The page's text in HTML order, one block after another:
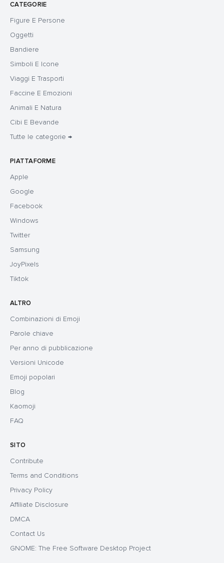
CATEGORIE
Figure E Persone
Oggetti
Bandiere
Simboli E Icone
Viaggi E Trasporti
Faccine E Emozioni
Animali E Natura
Cibi E Bevande
Tutte le categorie →
PIATTAFORME
Apple
Google
Facebook
Windows
Twitter
Samsung
JoyPixels
Tiktok
ALTRO
Combinazioni di Emoji
Parole chiave
Per anno di pubblicazione
Versioni Unicode
Emoji popolari
Blog
Kaomoji
FAQ
SITO
Contribute
Terms and Conditions
Privacy Policy
Affiliate Disclosure
DMCA
Contact Us
GNOME: The Free Software Desktop Project